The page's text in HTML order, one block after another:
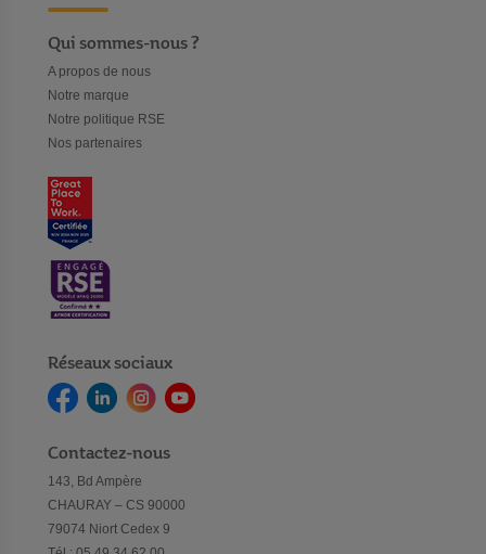
Qui sommes-nous ?
A propos de nous
Notre marque
Notre politique RSE
Nos partenaires
Réseaux sociaux
Contactez-nous
143, Bd Ampère
CHAURAY – CS 90000
79074 Niort Cedex 9